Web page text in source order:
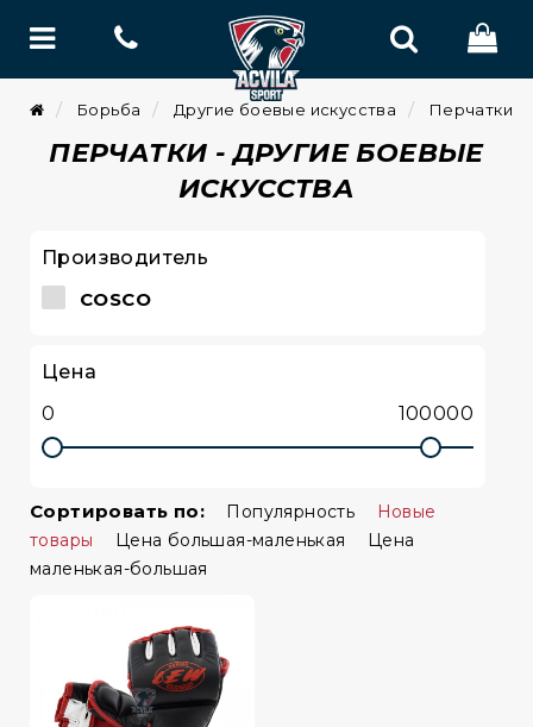
Борьба Другие боевые искусства Перчатки
ПЕРЧАТКИ - ДРУГИЕ БОЕВЫЕ
ИСКУССТВА
Производитель
COSCO
Цена
Сортировать по: Популярность
Новые
товары
Цена большая-маленькая
Цена
маленькая-большая